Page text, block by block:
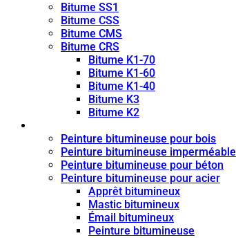
Bitume SS1
Bitume CSS
Bitume CMS
Bitume CRS
Bitume K1-70
Bitume K1-60
Bitume K1-40
Bitume K3
Bitume K2
Peinture bitumineuse pour bois
Peinture bitumineuse imperméable
Peinture bitumineuse pour béton
Peinture bitumineuse pour acier
Apprêt bitumineux
Mastic bitumineux
Émail bitumineux
Peinture bitumineuse